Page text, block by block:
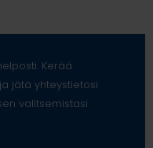
Kerää
jätä yhteystietosi
valitsemistasi